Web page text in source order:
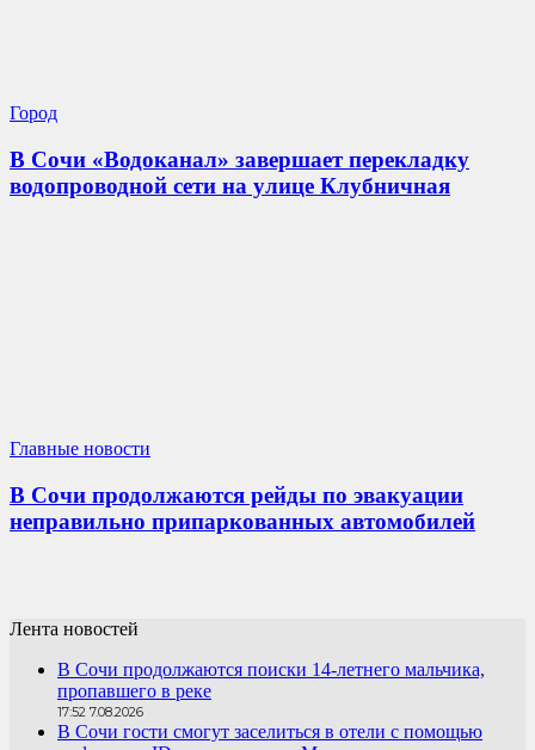
Город
В Сочи «Водоканал» завершает перекладку
водопроводной сети на улице Клубничная
Главные новости
В Сочи продолжаются рейды по эвакуации
неправильно припаркованных автомобилей
Лента новостей
В Сочи продолжаются поиски 14-летнего мальчика,
пропавшего в реке
17:52 7.08.2026
В Сочи гости смогут заселиться в отели с помощью